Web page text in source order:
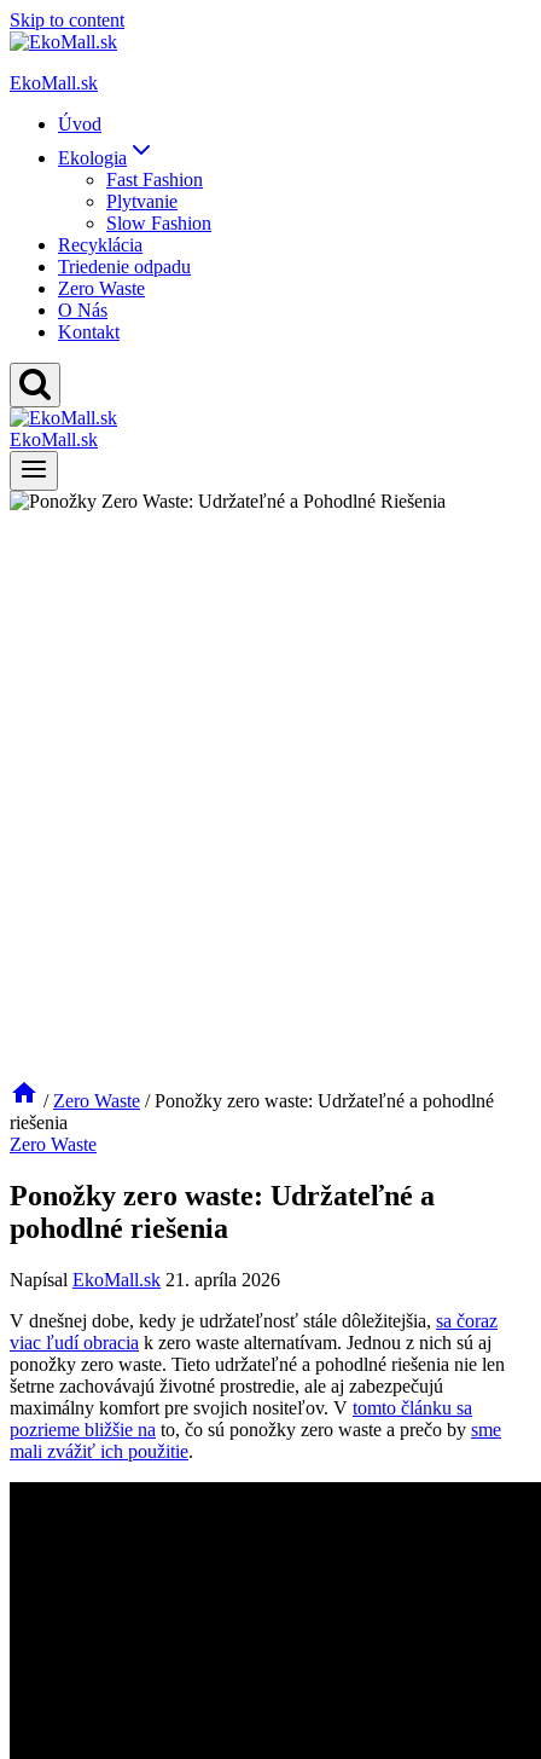
Skip to content
EkoMall.sk
Úvod
Ekologia
Fast Fashion
Plytvanie
Slow Fashion
Recyklácia
Triedenie odpadu
Zero Waste
O Nás
Kontakt
EkoMall.sk
/ Zero Waste / Ponožky zero waste: Udržateľné a pohodlné
riešenia
Zero Waste
Ponožky zero waste: Udržateľné a
pohodlné riešenia
Napísal EkoMall.sk 21. apríla 2026
V dnešnej dobe, kedy je udržateľnosť stále dôležitejšia, sa čoraz
viac ľudí obracia k zero waste alternatívam. Jednou z nich sú aj
ponožky zero waste. Tieto udržateľné a pohodlné riešenia nie len
šetrne zachovávajú životné prostredie, ale aj zabezpečujú
maximálny komfort pre svojich nositeľov. V tomto článku sa
pozrieme bližšie na to, čo sú ponožky zero waste a prečo by sme
mali zvážiť ich použitie.